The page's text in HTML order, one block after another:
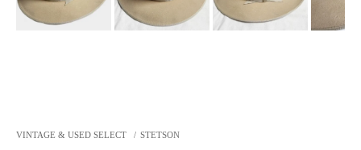
VINTAGE & USED SELECT / STETSON